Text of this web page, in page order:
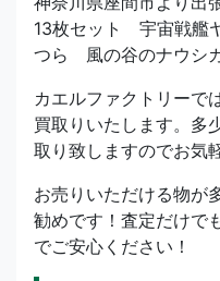
13枚セット 宇宙戦
つら 風の谷のナウシ
カエルファクトリーで
買取りいたします。多
取り致しますのでお気
お売りいただける物が
勧めです！査定だけで
でご安心ください！